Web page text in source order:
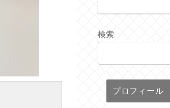
検索
プロフィール